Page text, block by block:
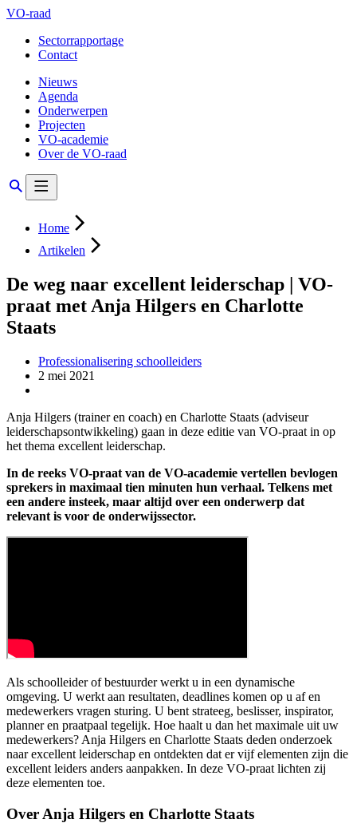
VO-raad
Sectorrapportage
Contact
Nieuws
Agenda
Onderwerpen
Projecten
VO-academie
Over de VO-raad
Home
Artikelen
De weg naar excellent leiderschap | VO-
praat met Anja Hilgers en Charlotte
Staats
Professionalisering schoolleiders
2 mei 2021
Anja Hilgers (trainer en coach) en Charlotte Staats (adviseur
leiderschapsontwikkeling) gaan in deze editie van VO-praat in op
het thema excellent leiderschap.
In de reeks VO-praat van de VO-academie vertellen bevlogen
sprekers in maximaal tien minuten hun verhaal. Telkens met
een andere insteek, maar altijd over een onderwerp dat
relevant is voor de onderwijssector.
Als schoolleider of bestuurder werkt u in een dynamische
omgeving. U werkt aan resultaten, deadlines komen op u af en
medewerkers vragen sturing. U bent strateeg, beslisser, inspirator,
planner en praatpaal tegelijk. Hoe haalt u dan het maximale uit uw
medewerkers? Anja Hilgers en Charlotte Staats deden onderzoek
naar excellent leiderschap en ontdekten dat er vijf elementen zijn die
excellent leiders anders aanpakken. In deze VO-praat lichten zij
deze elementen toe.
Over Anja Hilgers en Charlotte Staats